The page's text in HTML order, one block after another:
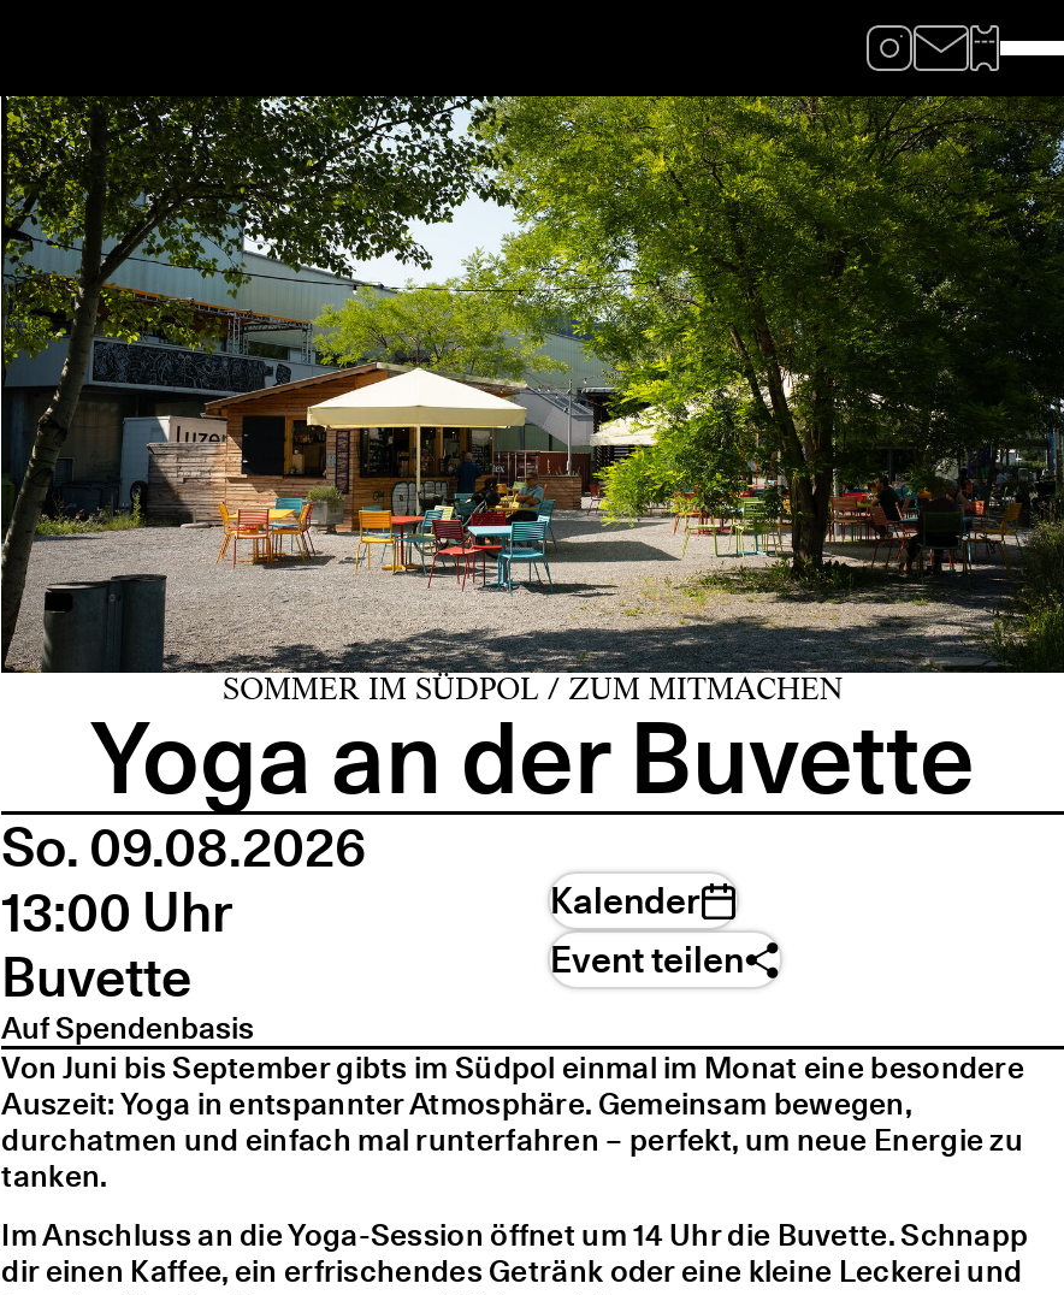
SOMMER IM SÜDPOL / ZUM MITMACHEN
Yoga an der Buvette
So. 09.08.2026
13:00 Uhr
Buvette
Auf Spendenbasis
Kalender
Event teilen
Von Juni bis September gibts im Südpol einmal im Monat eine besondere
Auszeit: Yoga in entspannter Atmosphäre. Gemeinsam bewegen,
durchatmen und einfach mal runterfahren – perfekt, um neue Energie zu
tanken.
Im Anschluss an die Yoga-Session öffnet um 14 Uhr die Buvette. Schnapp
dir einen Kaffee, ein erfrischendes Getränk oder eine kleine Leckerei und